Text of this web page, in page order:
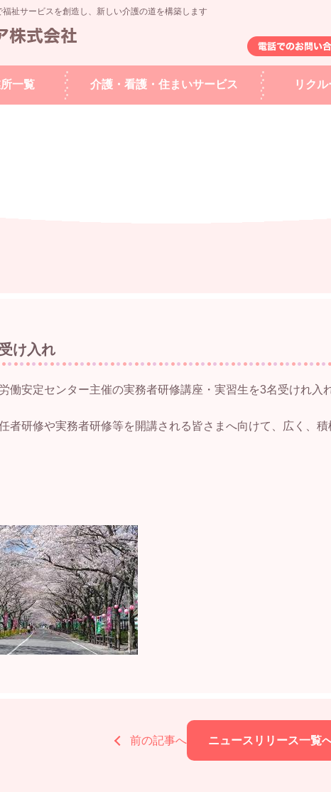
祉サービスを創造し、新しい介護の道を構築します
一覧 介護・看護・住まいサービス リクル
け入れ
働安定センター主催の実務者研修講座・実習生を3名受けれ入
者研修や実務者研修等を開講される皆さまへ向けて、広く、積
前の記事へ ニュースリリース一覧